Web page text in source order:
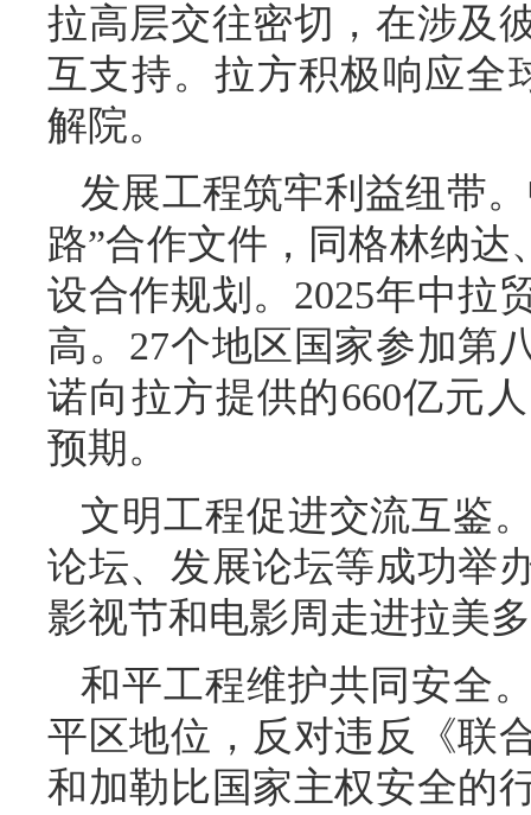
拉高层交往密切，在涉及
互支持。拉方积极响应全
解院。
发展工程筑牢利益纽带
路”合作文件，同格林纳达
设合作规划。2025年中拉
高。27个地区国家参加第
诺向拉方提供的660亿元
预期。
文明工程促进交流互鉴
论坛、发展论坛等成功举
影视节和电影周走进拉美
和平工程维护共同安全
平区地位，反对违反《联
和加勒比国家主权安全的